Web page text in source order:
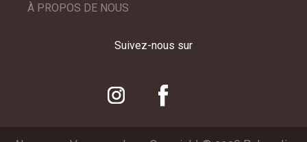
À PROPOS DE NOUS
Suivez-nous sur